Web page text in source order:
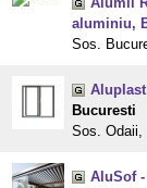
aluminiu,
Sos.
Bucuresti
Sos. Odaii,
AluSof